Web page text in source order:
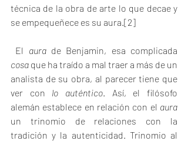
técnica de la obra de arte lo que decae y
se empequeñece es su aura. [2]
El aura
cosa que ha traído a mal traer a más de un
analista de su obra, al parecer tiene que
ver con lo auténtico . Así, el filósofo
alemán establece en relación con el aura
un trinomio de relaciones con la
tradición y la autenticidad. Trinomio al